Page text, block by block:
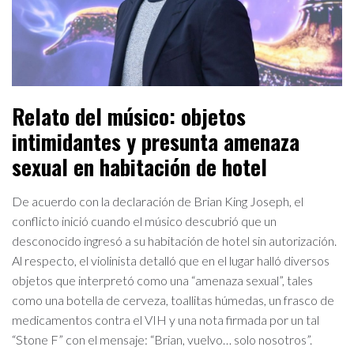
Relato del músico: objetos
intimidantes y presunta amenaza
sexual en habitación de hotel
De acuerdo con la declaración de Brian King Joseph, el
conflicto inició cuando el músico descubrió que un
desconocido ingresó a su habitación de hotel sin autorización.
Al respecto, el violinista detalló que en el lugar halló diversos
objetos que interpretó como una “amenaza sexual”, tales
como una botella de cerveza, toallitas húmedas, un frasco de
medicamentos contra el VIH y una nota firmada por un tal
“Stone F” con el mensaje: “Brian, vuelvo… solo nosotros”.